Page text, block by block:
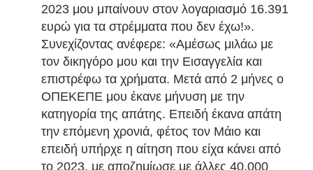
2023 μου μπαίνουν στον λογαριασμό 16.391
ευρώ για τα στρέμματα που δεν έχω!».
Συνεχίζοντας ανέφερε: «Αμέσως μιλάω με
τον δικηγόρο μου και την Εισαγγελία και
επιστρέφω τα χρήματα. Μετά από 2 μήνες ο
ΟΠΕΚΕΠΕ μου έκανε μήνυση με την
κατηγορία της απάτης. Επειδή έκανα απάτη
την επόμενη χρονιά, φέτος τον Μάιο και
επειδή υπήρχε η αίτηση που είχα κάνει από
το 2023, με αποζημίωσε με άλλες 40.000